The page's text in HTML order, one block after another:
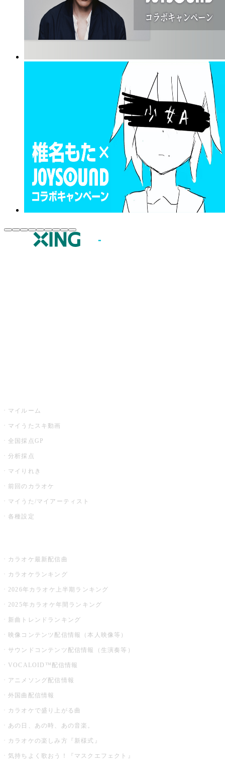
マイルーム
マイうたスキ動画
全国採点GP
分析採点
マイりれき
前回のカラオケ
マイうた/マイアーティスト
各種設定
カラオケ最新配信曲
カラオケランキング
2026年カラオケ上半期ランキング
2025年カラオケ年間ランキング
新曲トレンドランキング
映像コンテンツ配信情報（本人映像等）
サウンドコンテンツ配信情報（生演奏等）
VOCALOID™配信情報
アニメソング配信情報
外国曲配信情報
カラオケで盛り上がる曲
あの日、あの時、あの音楽。
カラオケの楽しみ方『新様式』
気持ちよく歌おう！『マスクエフェクト』